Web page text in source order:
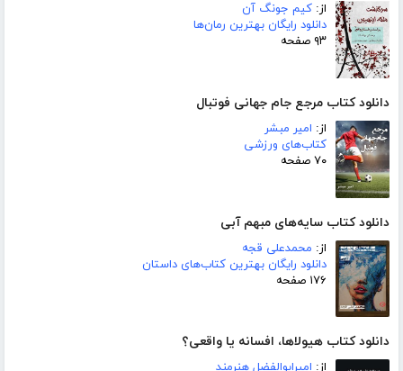
از: کیم جونگ آن
دانلود رایگان بهترین رمان‌ها
۹۳ صفحه
دانلود کتاب مرجع جام جهانی فوتبال
از: امیر مبشر
کتاب‌های ورزشی
۷۰ صفحه
دانلود کتاب سایه‌های مبهم آبی
از: محمدعلی قجه
دانلود رایگان بهترین کتاب‌های داستان
۱۷۶ صفحه
دانلود کتاب هیولاها، افسانه یا واقعی؟
از: امیرابوالفضل هنرمند